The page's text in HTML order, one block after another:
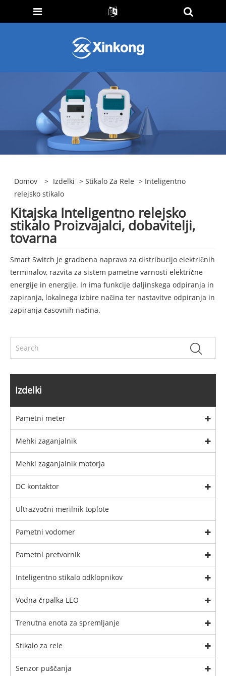
Domov > Izdelki >Stikalo Za Rele > Inteligentno
relejsko stikalo
Kitajska Inteligentno relejsko
stikalo Proizvajalci, dobavitelji,
tovarna
Smart Switch je gradbena naprava za distribucijo električnih
terminalov, razvita za sistem pametne varnosti električne
energije in energije. In ima funkcije daljinskega odpiranja in
zapiranja, lokalnega izbire načina ter nastavitve odpiranja in
zapiranja časovnih načina.
Izdelki
Pametni meter
Mehki zaganjalnik
Mehki zaganjalnik motorja
DC kontaktor
Ultrazvočni merilnik toplote
Pametni vodomer
Pametni pretvornik
Inteligentno stikalo odklopnikov
Vodna črpalka LEO
Trenutna enota za spremljanje
Stikalo za rele
Senzor puščanja